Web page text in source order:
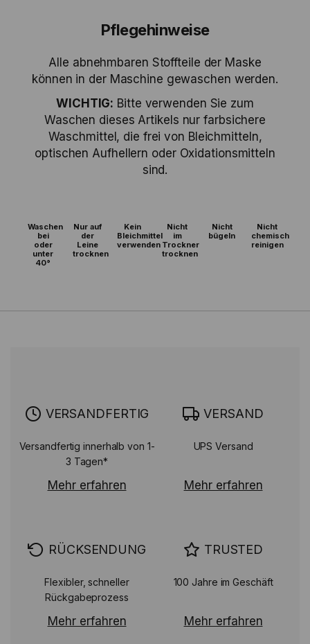
Pflegehinweise
Alle abnehmbaren Stoffteile der Maske
können in der Maschine gewaschen werden.
WICHTIG: Bitte verwenden Sie zum
Waschen dieses Artikels nur farbsichere
Waschmittel, die frei von Bleichmitteln,
optischen Aufhellern oder Oxidationsmitteln
sind.
Waschen
bei
oder
unter
40°
Nur auf
der
Leine
trocknen
Kein
Bleichmittel
verwenden
Nicht
im
Trockner
trocknen
Nicht
bügeln
Nicht
chemisch
reinigen
VERSANDFERTIG
Versandfertig innerhalb von 1-
3 Tagen*
Mehr erfahren
VERSAND
UPS Versand
Mehr erfahren
RÜCKSENDUNG
Flexibler, schneller
Rückgabeprozess
Mehr erfahren
TRUSTED
100 Jahre im Geschäft
Mehr erfahren